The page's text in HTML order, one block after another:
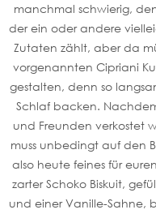
manchmal schwierig,
der ein oder andere
Zutaten zählt, aber da
vorgenannten Cipriani
gestalten, denn so
Schlaf backen.
und Freunden verkostet
muss unbedingt auf den
also heute feines für
zarter Schoko Biskuit,
und einer Vanille-Sahne,